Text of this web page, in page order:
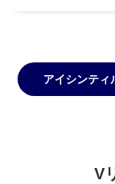
アイシンティ
V